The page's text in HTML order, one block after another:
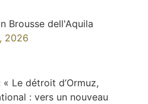
Brousse dell'Aquila
2026
Le détroit d’Ormuz,
: vers un nouveau